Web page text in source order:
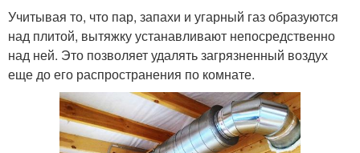
Учитывая то, что пар, запахи и угарный газ образуются
над плитой, вытяжку устанавливают непосредственно
над ней. Это позволяет удалять загрязненный воздух
еще до его распространения по комнате.